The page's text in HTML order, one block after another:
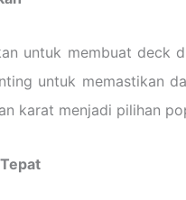
untuk membuat deck
untuk memastikan
karat menjadi pilihan